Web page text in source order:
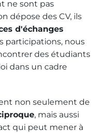
ne sont pas
dépose des CV, ils
d'échanges
participations, nous
des étudiants
dans un cadre
non seulement de
, mais aussi
qui peut mener à